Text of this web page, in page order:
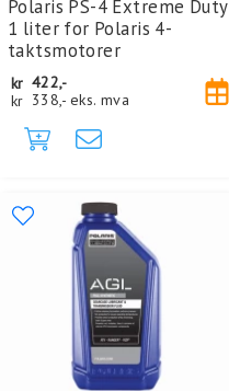
Polaris PS-4 Extreme Duty
1 liter for Polaris 4-
taktsmotorer
kr 422,-
kr 338,- eks. mva